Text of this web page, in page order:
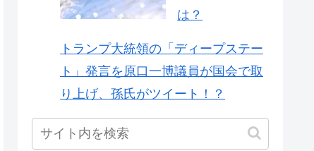
は？
トランプ大統領の「ディープステー
ト」発言を原口一博議員が国会で取
り上げ、孫氏がツイート！？